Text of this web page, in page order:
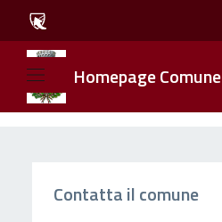
Homepage Comune
Contatta il comune